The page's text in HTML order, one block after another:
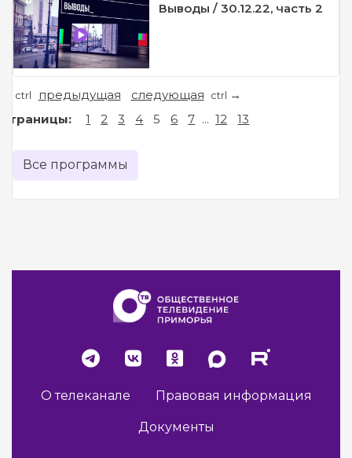
Выводы / 30.12.22, часть 2
ctrl предыдущая следующая ctrl →
Страницы: 1 2 3 4 5 6 7 ... 12 13
Все программы
О телеканале Правовая информация
Документы